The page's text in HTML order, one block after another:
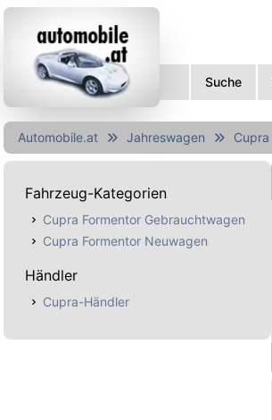
Suche
Automobile.at Jahreswagen Cupra
Fahrzeug-Kategorien
Cupra Formentor Gebrauchtwagen
Cupra Formentor Neuwagen
Händler
Cupra-Händler